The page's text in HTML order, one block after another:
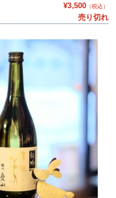
¥3,500 （税込）
売り切れ